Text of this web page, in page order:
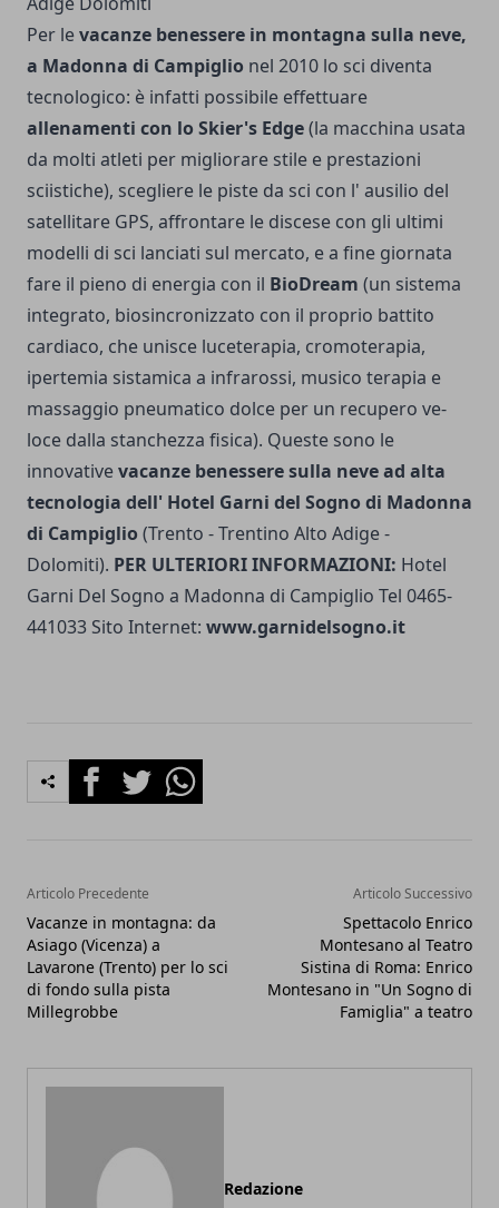
Per levacanze benessere in montagna sulla neve,
a Madonna di Campiglio nel 2010 lo sci diventa
tecnologico: è infatti possibile effettuare
allenamenti con lo Skier's Edge(la macchina usata
da mol­ti atleti per migliorare stile e prestazioni
sciistiche), sce­gliere le piste da sci con l' ausilio del
satellitare GPS, affrontare le discese con gli ultimi
modelli di sci lanciati sul mercato, e a fine giornata
fare il pieno di energia con il BioDream (un sistema
integrato, biosincronizzato con il proprio battito
cardiaco, che unisce luceterapia, cromoterapia,
ipertemia sistamica a infrarossi, musico terapia e
massaggio pneumatico dolce per un recupero ve­
loce dalla stanchezza fisica). Queste sono le
innovativevacanze benessere sulla neve ad alta
tecnologia dell' Hotel Garni del Sogno di Madonna
di Campiglio (Trento - Trentino Alto Adige -
Dolomiti). PER ULTERIORI INFORMAZIONI: Hotel
Garni Del Sogno a Madonna di Campi­glio Tel 0465-
441033 Sito Internet: www.garnidelsogno.it
FacebookTwitterWhatsapp
Articolo Precedente
Vacanze in montagna: da
Asiago (Vicenza) a
Lavarone (Trento) per lo sci
di fondo sulla pista
Millegrobbe
Articolo Successivo
Spettacolo Enrico
Montesano al Teatro
Sistina di Roma: Enrico
Montesano in "Un Sogno di
Famiglia" a teatro
Redazione